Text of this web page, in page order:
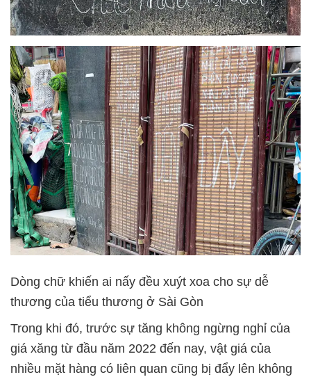
Dòng chữ khiến ai nấy đều xuýt xoa cho sự dễ
thương của tiểu thương ở Sài Gòn
Trong khi đó, trước sự tăng không ngừng nghỉ của
giá xăng từ đầu năm 2022 đến nay, vật giá của
nhiều mặt hàng có liên quan cũng bị đẩy lên không